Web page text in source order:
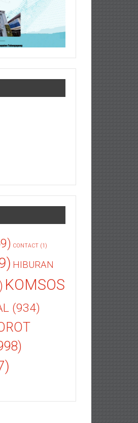
CONTACT (1)
HIBURAN
KOMSOS
(934)